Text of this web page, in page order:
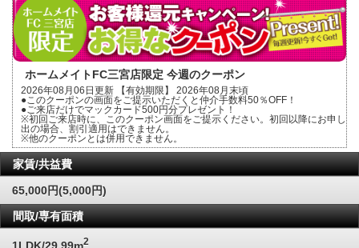
ホームメイトFC三宮店限定 今週のクーポン
2026年08月06日更新 【有効期限】 2026年08月末頃
●このクーポンの画面をご提示いただくと仲介手数料50％OFF！
●ご来店だけでマックカード500円分プレゼント！
※初回ご来店時に、このクーポン画面をご提示ください。初回以降にお申し
出の場合、割引適用はできません。
※他のクーポンとは併用できません。
家賃/共益費
65,000円(5,000円)
間取/専有面積
1LDK/29.99m2